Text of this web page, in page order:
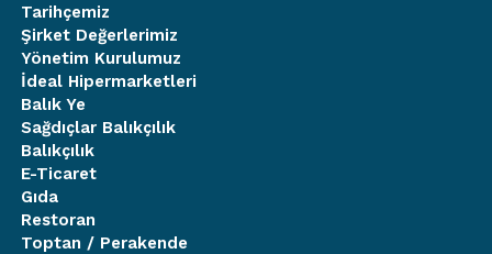
Tarihçemiz
Şirket Değerlerimiz
Yönetim Kurulumuz
İdeal Hipermarketleri
Balık Ye
Sağdıçlar Balıkçılık
Balıkçılık
E-Ticaret
Gıda
Restoran
Toptan / Perakende